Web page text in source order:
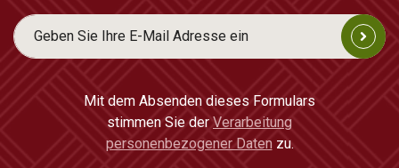
Mit dem Absenden dieses Formulars
stimmen Sie der Verarbeitung
personenbezogener Daten zu.